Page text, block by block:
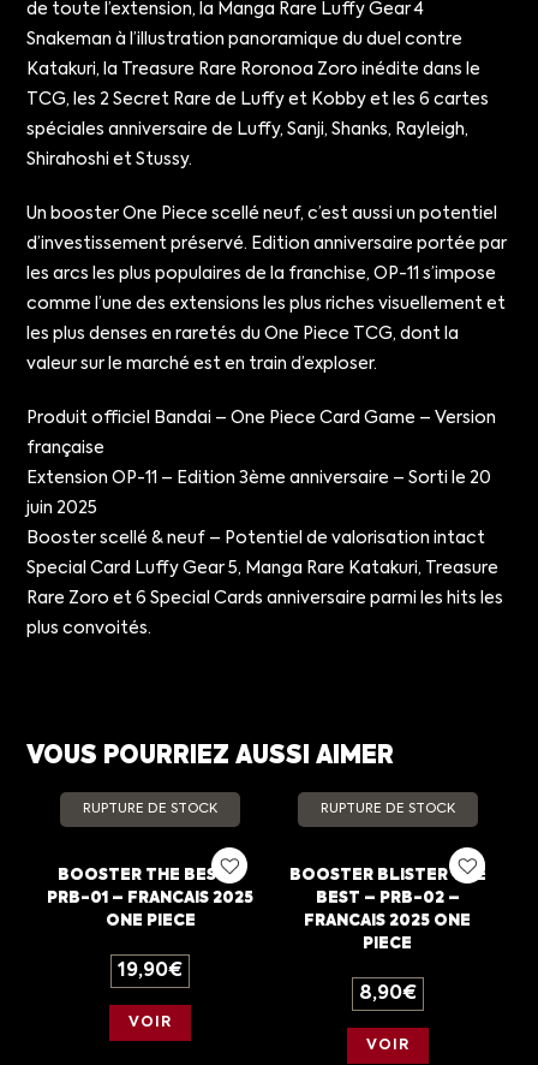
de toute l’extension, la Manga Rare Luffy Gear 4
Snakeman à l’illustration panoramique du duel contre
Katakuri, la Treasure Rare Roronoa Zoro inédite dans le
TCG, les 2 Secret Rare de Luffy et Kobby et les 6 cartes
spéciales anniversaire de Luffy, Sanji, Shanks, Rayleigh,
Shirahoshi et Stussy.
Un booster One Piece scellé neuf, c’est aussi un potentiel
d’investissement préservé. Edition anniversaire portée par
les arcs les plus populaires de la franchise, OP-11 s’impose
comme l’une des extensions les plus riches visuellement et
les plus denses en raretés du One Piece TCG, dont la
valeur sur le marché est en train d’exploser.
Produit officiel Bandai – One Piece Card Game – Version
française
Extension OP-11 – Edition 3ème anniversaire – Sorti le 20
juin 2025
Booster scellé & neuf – Potentiel de valorisation intact
Special Card Luffy Gear 5, Manga Rare Katakuri, Treasure
Rare Zoro et 6 Special Cards anniversaire parmi les hits les
plus convoités.
VOUS POURRIEZ AUSSI AIMER
RUPTURE DE STOCK
BOOSTER THE BEST –
PRB-01 – FRANCAIS 2025
ONE PIECE
19,90€
VOIR
RUPTURE DE STOCK
BOOSTER BLISTER THE
BEST – PRB-02 –
FRANCAIS 2025 ONE
PIECE
8,90€
VOIR